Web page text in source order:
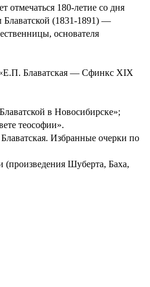
отмечаться 180-летие со дня
(1831-1891) —
основателя
Блаватская — Сфинкс XIX
в Новосибирске»;
теософии».
Избранные очерки по
(произведения Шуберта, Баха,